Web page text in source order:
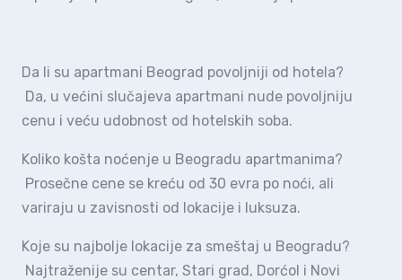
Da li su apartmani Beograd povoljniji od hotela?
Da, u većini slučajeva apartmani nude povoljniju
cenu i veću udobnost od hotelskih soba.
Koliko košta noćenje u Beogradu apartmanima?
Prosečne cene se kreću od 30 evra po noći, ali
variraju u zavisnosti od lokacije i luksuza.
Koje su najbolje lokacije za smeštaj u Beogradu?
Najtraženije su centar, Stari grad, Dorćol i Novi